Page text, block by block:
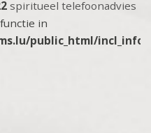
spiritueel telefoonadvies
in
public_html/